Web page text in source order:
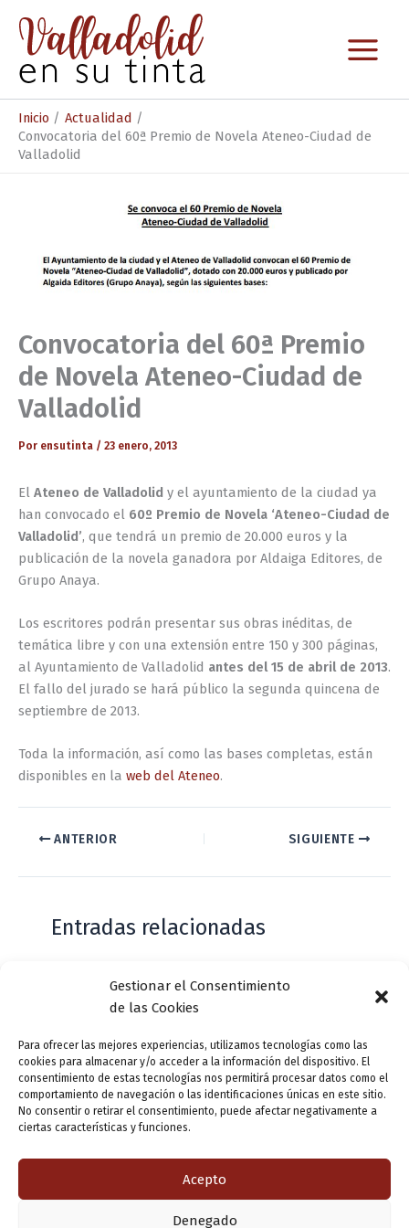
Gestionar el Consentimiento
de las Cookies
Para ofrecer las mejores experiencias, utilizamos tecnologías como las
cookies para almacenar y/o acceder a la información del dispositivo. El
consentimiento de estas tecnologías nos permitirá procesar datos como el
comportamiento de navegación o las identificaciones únicas en este sitio.
No consentir o retirar el consentimiento, puede afectar negativamente a
ciertas características y funciones.
Acepto
Denegado
contenido
Inicio
Actualidad
Convocatoria del 60ª Premio de Novela Ateneo-Ciudad de
Valladolid
Convocatoria del 60ª Premio
de Novela Ateneo-Ciudad de
Valladolid
Por ensutinta / 23 enero, 2013
El Ateneo de Valladolid y el ayuntamiento de la ciudad ya
han convocado el 60º Premio de Novela ‘Ateneo-Ciudad de
Valladolid’, que tendrá un premio de 20.000 euros y la
publicación de la novela ganadora por Aldaiga Editores, de
Grupo Anaya.
Los escritores podrán presentar sus obras inéditas, de
temática libre y con una extensión entre 150 y 300 páginas,
al Ayuntamiento de Valladolid antes del 15 de abril de 2013.
El fallo del jurado se hará público la segunda quincena de
septiembre de 2013.
Toda la información, así como las bases completas, están
disponibles en la web del Ateneo.
ANTERIOR SIGUIENTE
Entradas relacionadas
Casa de Zorrilla conmemorarán el 168
aniversario del estreno de Don Juan
Tenorio
Deja un comentario / Actualidad / Por VLLensutinta
Actualidad / Por